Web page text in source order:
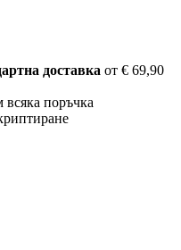
доставка от € 69,90
всяка поръчка